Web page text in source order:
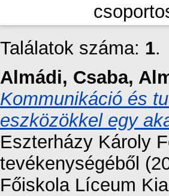
Találatok száma: 1.
Almádi, Csaba,
Kommunikáció és
eszközökkel egy
Eszterházy Károly
tevékenységéből
Főiskola Líceum